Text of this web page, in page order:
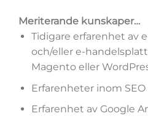
Meriterande kunskaper…
Tidigare erfarenhet av
och/eller e-
Magento eller
Erfarenheter inom SEO
Erfarenhet av Google